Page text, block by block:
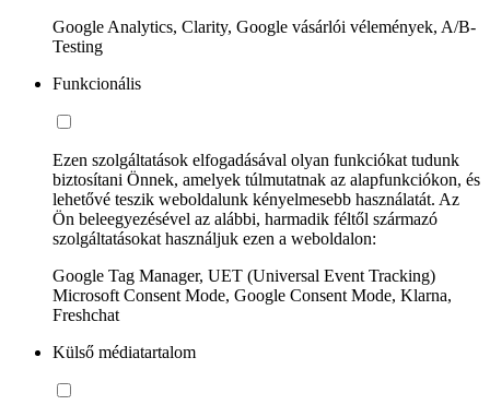
Google Analytics, Clarity, Google vásárlói vélemények, A/B-
Testing
Funkcionális
Ezen szolgáltatások elfogadásával olyan funkciókat tudunk
biztosítani Önnek, amelyek túlmutatnak az alapfunkciókon, és
lehetővé teszik weboldalunk kényelmesebb használatát. Az
Ön beleegyezésével az alábbi, harmadik féltől származó
szolgáltatásokat használjuk ezen a weboldalon:
Google Tag Manager, UET (Universal Event Tracking)
Microsoft Consent Mode, Google Consent Mode, Klarna,
Freshchat
Külső médiatartalom